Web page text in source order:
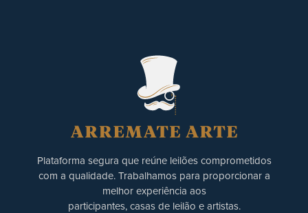
Plataforma segura que reúne leilões comprometidos
com a qualidade. Trabalhamos para proporcionar a
melhor experiência aos
participantes, casas de leilão e artistas.